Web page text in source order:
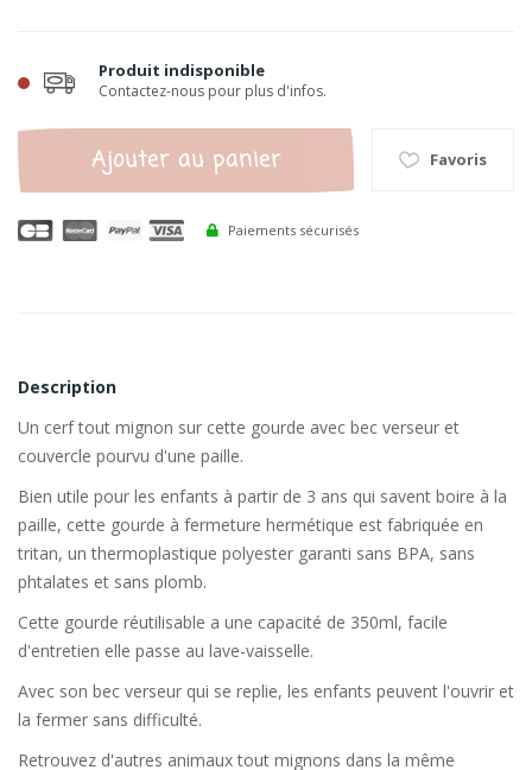
Produit indisponible
Contactez-nous pour plus d'infos.
Ajouter au panier Favoris
Paiements sécurisés
Description
Un cerf tout mignon sur cette gourde avec bec verseur et
couvercle pourvu d'une paille.
Bien utile pour les enfants à partir de 3 ans qui savent boire à la
paille, cette gourde à fermeture hermétique est fabriquée en
tritan, un thermoplastique polyester garanti sans BPA, sans
phtalates et sans plomb.
Cette gourde réutilisable a une capacité de 350ml, facile
d'entretien elle passe au lave-vaisselle.
Avec son bec verseur qui se replie, les enfants peuvent l'ouvrir et
la fermer sans difficulté.
Retrouvez d'autres animaux tout mignons dans la même